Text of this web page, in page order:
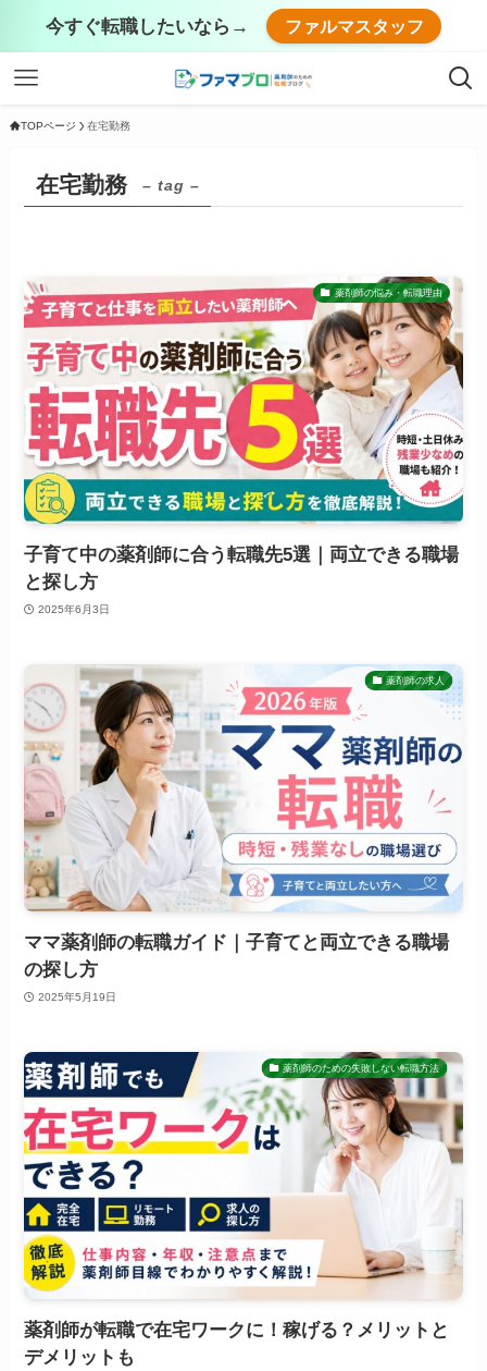
今すぐ転職したいなら→ ファルマスタッフ
TOPページ 在宅勤務
在宅勤務 – tag –
薬剤師の悩み・転職理由
子育て中の薬剤師に合う転職先5選｜両立できる職場
と探し方
2025年6月3日
薬剤師の求人
ママ薬剤師の転職ガイド｜子育てと両立できる職場
の探し方
2025年5月19日
薬剤師のための失敗しない転職方法
薬剤師が転職で在宅ワークに！稼げる？メリットと
デメリットも